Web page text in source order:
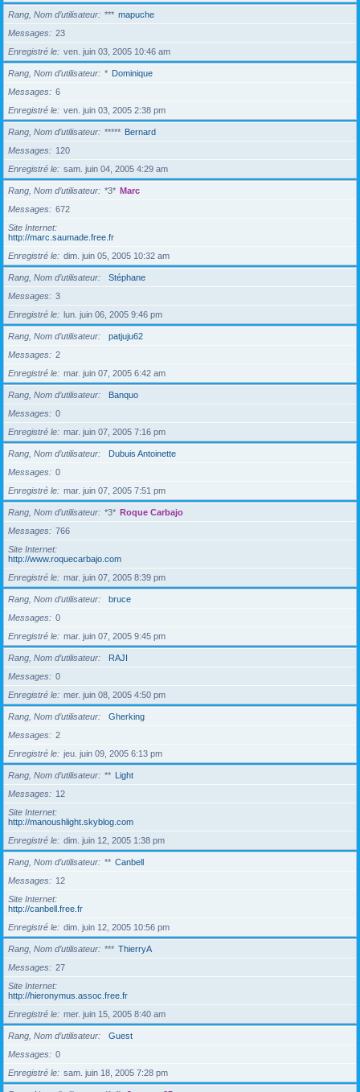
Rang, Nom d’utilisateur *** mapuche
Messages
23
Enregistré le
ven. juin 03, 2005 10:46 am
Rang, Nom d’utilisateur * Dominique
Messages
6
Enregistré le
ven. juin 03, 2005 2:38 pm
Rang, Nom d’utilisateur ***** Bernard
Messages
120
Enregistré le
sam. juin 04, 2005 4:29 am
Rang, Nom d’utilisateur *3* Marc
Messages
672
Site Internet
http://marc.saumade.free.fr
Enregistré le
dim. juin 05, 2005 10:32 am
Rang, Nom d’utilisateur
Stéphane
Messages
3
Enregistré le
lun. juin 06, 2005 9:46 pm
Rang, Nom d’utilisateur
patjuju62
Messages
2
Enregistré le
mar. juin 07, 2005 6:42 am
Rang, Nom d’utilisateur
Banquo
Messages
0
Enregistré le
mar. juin 07, 2005 7:16 pm
Rang, Nom d’utilisateur
Dubuis Antoinette
Messages
0
Enregistré le
mar. juin 07, 2005 7:51 pm
Rang, Nom d’utilisateur *3* Roque Carbajo
Messages
766
Site Internet
http://www.roquecarbajo.com
Enregistré le
mar. juin 07, 2005 8:39 pm
Rang, Nom d’utilisateur
bruce
Messages
0
Enregistré le
mar. juin 07, 2005 9:45 pm
Rang, Nom d’utilisateur
RAJI
Messages
0
Enregistré le
mer. juin 08, 2005 4:50 pm
Rang, Nom d’utilisateur
Gherking
Messages
2
Enregistré le
jeu. juin 09, 2005 6:13 pm
Rang, Nom d’utilisateur ** Light
Messages
12
Site Internet
http://manoushlight.skyblog.com
Enregistré le
dim. juin 12, 2005 1:38 pm
Rang, Nom d’utilisateur ** Canbell
Messages
12
Site Internet
http://canbell.free.fr
Enregistré le
dim. juin 12, 2005 10:56 pm
Rang, Nom d’utilisateur *** ThierryA
Messages
27
Site Internet
http://hieronymus.assoc.free.fr
Enregistré le
mer. juin 15, 2005 8:40 am
Rang, Nom d’utilisateur
Guest
Messages
0
Enregistré le
sam. juin 18, 2005 7:28 pm